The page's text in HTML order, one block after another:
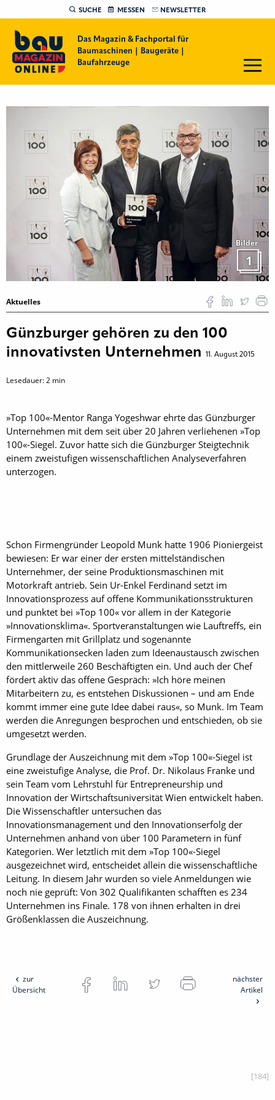
SUCHE MESSEN NEWSLETTER
Das Magazin & Fachportal für
Baumaschinen | Baugeräte |
Baufahrzeuge
Bilder
1
Aktuelles
Günzburger gehören zu den 100
innovativsten Unternehmen
11. August 2015
Lesedauer:2 min
»Top 100«-Mentor Ranga Yogeshwar ehrte das Günzburger
Unternehmen mit dem seit über 20 Jahren verliehenen »Top
100«-Siegel. Zuvor hatte sich die Günzburger Steig­technik
einem zweistufigen wissenschaftlichen Analyse­verfahren
unterzogen.
Schon Firmengründer Leopold Munk hatte 1906 Pioniergeist
bewiesen: Er war einer der ersten mittelständischen
Unternehmer, der seine Produktionsmaschinen mit
Motorkraft antrieb. Sein Ur-Enkel Ferdinand setzt im
Innovationsprozess auf offene Kommunikationsstrukturen
und punktet bei »Top 100« vor allem in der Kategorie
»Innovationsklima«. Sportveranstaltungen wie Lauftreffs, ein
Firmengarten mit Grillplatz und sogenannte
Kommunikationsecken laden zum Ideenaustausch zwischen
den mittlerweile 260 Beschäftigten ein. Und auch der Chef
fördert aktiv das offene Gespräch: »Ich höre meinen
Mitarbeitern zu, es entstehen Diskussionen – und am Ende
kommt immer eine gute Idee dabei raus«, so Munk. Im Team
werden die Anregungen besprochen und entschieden, ob sie
umgesetzt werden.
Grundlage der Auszeichnung mit dem »Top 100«-Siegel ist
eine zweistufige Analyse, die Prof. Dr. Nikolaus Franke und
sein Team vom Lehrstuhl für Entrepreneurship und
Innovation der Wirtschaftsuniversität Wien entwickelt haben.
Die Wissenschaftler untersuchen das
Innovationsmanagement und den Innovationserfolg der
Unternehmen anhand von über 100 Parametern in fünf
Kategorien. Wer letztlich mit dem »Top 100«-Siegel
ausgezeichnet wird, entscheidet allein die wissenschaftliche
Leitung. In diesem Jahr wurden so viele Anmeldungen wie
noch nie geprüft: Von 302 Qualifikanten schafften es 234
Unternehmen ins Finale. 178 von ihnen erhalten in drei
Größenklassen die Auszeichnung.
zur
Übersicht
nächster
Artikel
[184]